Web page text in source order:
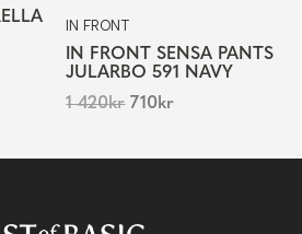
IN FRONT
IN FRONT SENSA PANTS
JULARBO 591 NAVY
1 420kr 710kr